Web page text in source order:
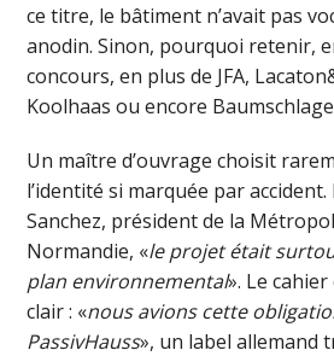
ce titre, le bâtiment n’avait pas
anodin. Sinon, pourquoi retenir,
concours, en plus de JFA,
Koolhaas ou encore
Un maître d’ouvrage choisit
l’identité si marquée par
Sanchez, président de la
Normandie, «le projet était
plan environnemental». Le
clair : «nous avions cette
PassivHauss», un label allemand